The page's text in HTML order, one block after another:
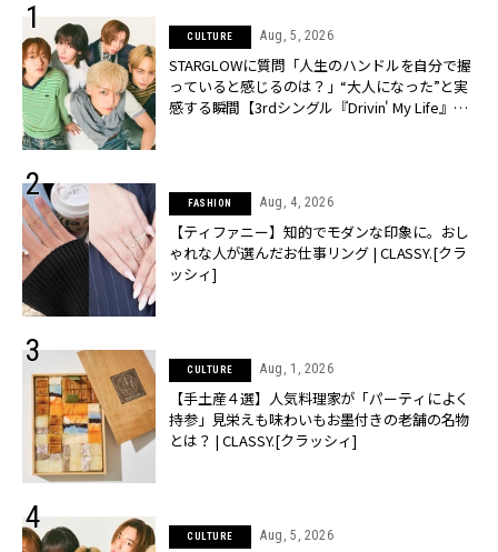
CULTURE Aug, 5, 2026
STARGLOWに質問「人生のハンドルを自分で握
っていると感じるのは？」“大️人になった”と実
感する瞬間【3rdシングル『Drivin' My Life』発
FASHION Aug, 4, 2026
【ティファニー】知的でモダンな印象に。おし
ゃれな人が選んだお仕事リング | CLASSY.[クラ
ッシィ]
CULTURE Aug, 1, 2026
【手土産４選】人気料理家が「パーティによく
持参」見栄えも味わいもお墨付きの老舗の名物
とは？ | CLASSY.[クラッシィ]
CULTURE Aug, 5, 2026